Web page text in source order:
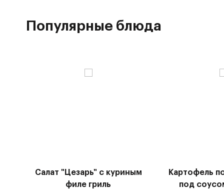
Популярные блюда
Салат "Цезарь" с куриным
филе гриль
Картофель
под